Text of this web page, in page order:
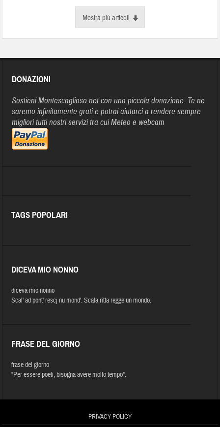
Mostra più articoli
DONAZIONI
Sostieni Montescaglioso.net con una piccola donazione. Te ne
saremo infinitamente grati e potrai aiutarci a rendere sempre
migliori tutti nostri servizi tra cui Meteo e webcam
TAGS POPOLARI
DICEVA MIO NONNO
diceva mio nonno
Scal' ad pont' rescj nu mond'. Scala ritta regge un mondo.
FRASE DEL GIORNO
frase del giorno
"Per essere poeti, bisogna avere molto tempo".
PRIVACY POLICY